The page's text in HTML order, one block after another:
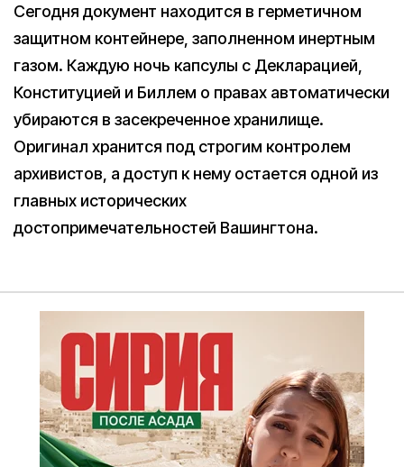
Сегодня документ находится в герметичном
защитном контейнере, заполненном инертным
газом. Каждую ночь капсулы с Декларацией,
Конституцией и Биллем о правах автоматически
убираются в засекреченное хранилище.
Оригинал хранится под строгим контролем
архивистов, а доступ к нему остается одной из
главных исторических
достопримечательностей Вашингтона.